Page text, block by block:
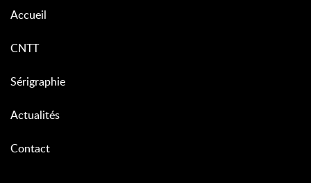
Accueil
CNTT
Sérigraphie
Actualités
Contact